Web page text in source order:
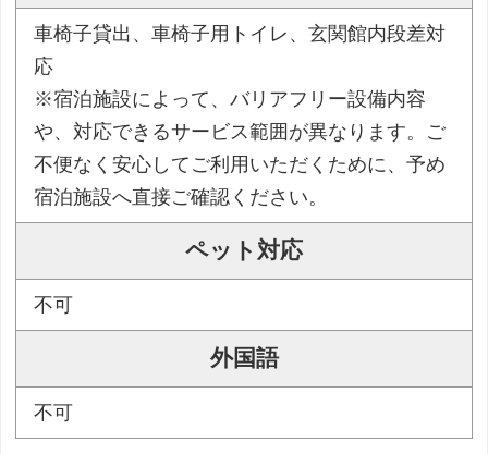
車椅子貸出、車椅子用トイレ、玄関館内段差対
応
※宿泊施設によって、バリアフリー設備内容
や、対応できるサービス範囲が異なります。ご
不便なく安心してご利用いただくために、予め
宿泊施設へ直接ご確認ください。
ペット対応
不可
外国語
不可